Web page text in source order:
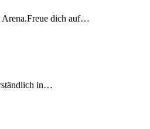
Arena.Freue dich auf…
in…